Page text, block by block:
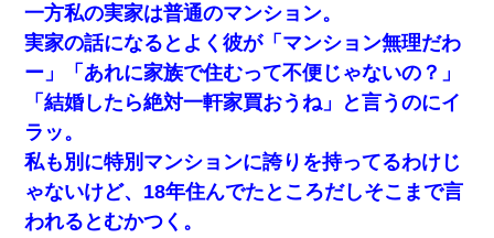
一方私の実家は普通のマンション。
実家の話になるとよく彼が「マンション無理だわ
ー」「あれに家族で住むって不便じゃないの？」
「結婚したら絶対一軒家買おうね」と言うのにイ
ラッ。
私も別に特別マンションに誇りを持ってるわけじ
ゃないけど、18年住んでたところだしそこまで言
われるとむかつく。